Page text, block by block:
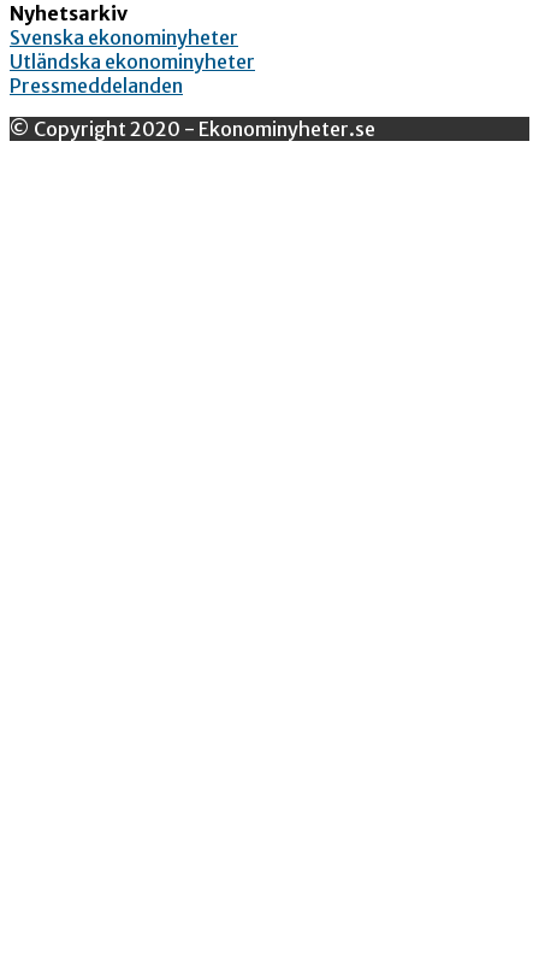
Nyhetsarkiv
Svenska ekonominyheter
Utländska ekonominyheter
Pressmeddelanden
© Copyright 2020 - Ekonominyheter.se